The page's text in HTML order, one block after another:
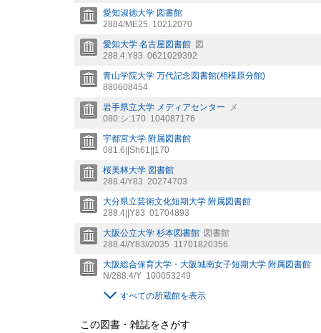
愛知淑徳大学 図書館
2884/ME25 10212070
愛知大学 名古屋図書館 図
288.4:Y83 0621029392
青山学院大学 万代記念図書館(相模原分館)
880608454
岩手県立大学 メディアセンター
メ
080:シ:170 104087176
宇都宮大学 附属図書館
081.6||Sh61||170
桜美林大学 図書館
288.4/Y83 20274703
大分県立芸術文化短期大学 附属図書館
288.4||Y83 01704893
大阪公立大学 杉本図書館 図書館
288.4//Y83//2035 11701820356
大阪総合保育大学・大阪城南女子短期大学 附属図書館
N/288.4/Y 100053249
すべての所蔵館を表示
この図書・雑誌をさがす